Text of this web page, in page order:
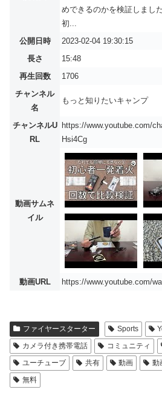
めできるのかを検証しまし
初...
公開日時
2023-02-04 19:30:15
長さ
15:48
再生回数
1706
チャンネル
名
もっと知りたいキャンプ
チャンネルU
RL
https://www.youtube.com/
Hsi4Cg
動画サムネ
イル
動画URL https://www.youtube.com/
ファイヤースターター Sports
カメラ付き携帯電話
コミュニティ
ユーチューブ
共有 動画
動
無料